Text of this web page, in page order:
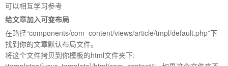
家,JOOMLA,JOOMLA模
可以相互学习参考
给文章加入可变布局
在路径“components/com_content/views/article/tmpl/default.php”下
找到你的文章默认布局文件。
将这个文件拷贝到你模板的html文件夹下: